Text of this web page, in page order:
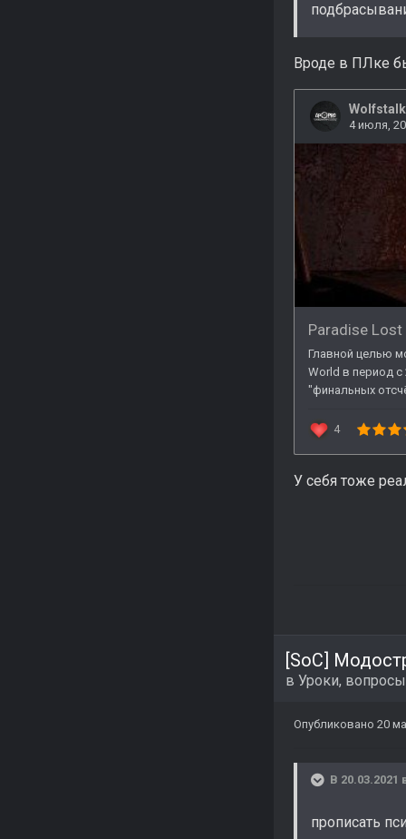
Вроде в ПЛке
У себя тоже
[SoC]
в Уроки,
Опубликовано 20
В 20.03.2021
прописать